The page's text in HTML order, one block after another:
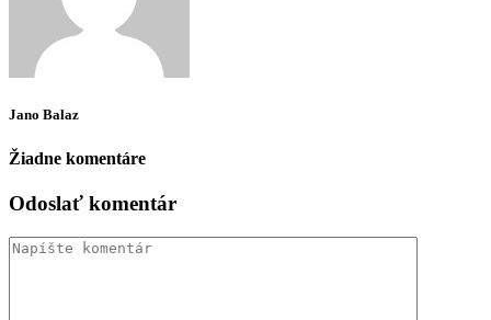
Jano Balaz
Žiadne komentáre
Odoslať komentár